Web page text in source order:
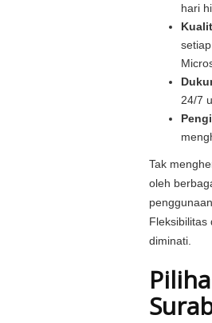
hari
24/7
Tak
oleh
Fleksibilitas
diminati.